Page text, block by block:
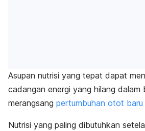
Asupan nutrisi yang tepat dapat
cadangan energi yang hilang dalam
merangsang pertumbuhan otot
Nutrisi yang paling dibutuhkan